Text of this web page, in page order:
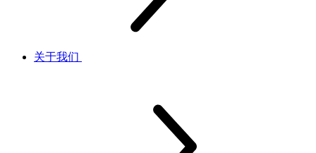
关于我们